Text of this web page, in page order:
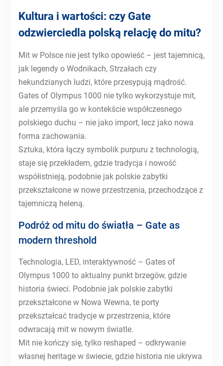
Kultura i wartości: czy Gate
odzwierciedla polską relację do mitu?
Mit w Polsce nie jest tylko opowieść – jest tajemnicą,
jak legendy o Wodnikach, Strzałach czy
hekundzianych ludzi, które przesypują mądrość.
Gates of Olympus 1000 nie tylko wykorzystuje mit,
ale przemyśla go w kontekście współczesnego
polskiego duchu – nie jako import, lecz jako nowa
forma zachowania.
Sztuka, która łączy symbolik purpuru z technologią,
staje się przekładem, gdzie tradycja i nowość
współistnieją, podobnie jak polskie zabytki
przekształcone w nowe przestrzenia, przechodzące z
tajemniczą heleną.
Podróż od mitu do światła – Gate as
modern threshold
Technologia, LED, interaktywność – Gates of
Olympus 1000 to aktualny punkt brzegów, gdzie
historia świeci. Podobnie jak polskie zabytki
przekształcone w Nowa Wewna, te porty
przekształcać tradycje w przestrzenia, które
odwracają mit w nowym światle.
Mit nie kończy się, tylko reshaped – odkrywanie
własnej heritage w świecie, gdzie historia nie ukrywa